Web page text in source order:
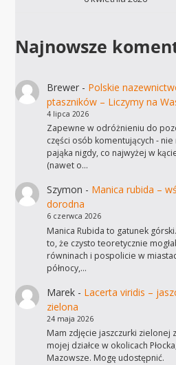
Najnowsze
Brewer- Polskie
ptaszników – Liczymy na
4 lipca 2026
Zapewne w odróżnieniu do
części osób komentujących - nie
pająka nigdy, co najwyżej w
(nawet o…
Szymon - Manica rubida –
dorodna
6 czerwca 2026
Manica Rubida to gatunek
to, że czysto teoretycznie
równinach i pospolicie w
północy,…
Marek- Lacerta viridis –
zielona
24 maja 2026
Mam zdjęcie jaszczurki zielonej
mojej działce w okolicach
Mazowsze. Mogę udostępnić.